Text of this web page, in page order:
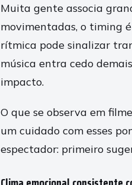
Muita gente associa
movimentadas, o timing
rítmica pode sinalizar
música entra cedo
impacto.
O que se observa em
um cuidado com esses
espectador: primeiro